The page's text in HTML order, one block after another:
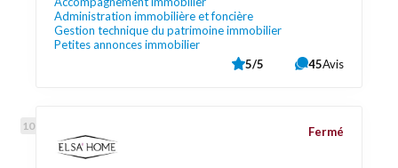
Administration immobilière et foncière
Gestion technique du patrimoine immobilier
Petites annonces immobilier
5/5 45Avis
Fermé